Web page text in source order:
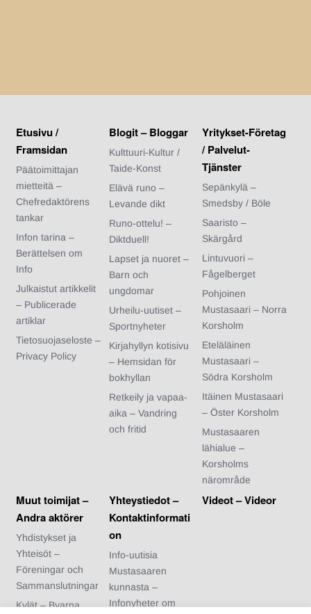
Etusivu /
Framsidan
Päätoimittajan
mietteitä –
Chefredaktörens
tankar
Infon tarina –
Berättelsen om
Info
Julkaistut artikkelit
– Publicerade
artiklar
Tietosuojaseloste –
Privacy Policy
Blogit – Bloggar
Kulttuuri-Kultur /
Taide-Konst
Elävä runo –
Levande dikt
Runo-ottelu! –
Diktduell!
Lapset ja nuoret –
Barn och
ungdomar
Urheilu-uutiset –
Sportnyheter
Kirjahyllyn kotisivu
– Hemsidan för
bokhyllan
Retkeily ja vapaa-
aika – Vandring
och fritid
Yritykset-Företag
/ Palvelut-
Tjänster
Sepänkylä –
Smedsby / Böle
Saaristo –
Skärgård
Lintuvuori –
Fågelberget
Pohjoinen
Mustasaari – Norra
Korsholm
Eteläläinen
Mustasaari –
Södra Korsholm
Itäinen Mustasaari
– Öster Korsholm
Mustasaaren
lähialue –
Korsholms
närområde
Muut toimijat –
Andra aktörer
Yhdistykset ja
Yhteisöt –
Föreningar och
Sammanslutningar
Kylät – Byarna
Yhteystiedot –
Kontaktinformati
on
Info-uutisia
Mustasaaren
kunnasta –
Infonyheter om
Videot – Videor